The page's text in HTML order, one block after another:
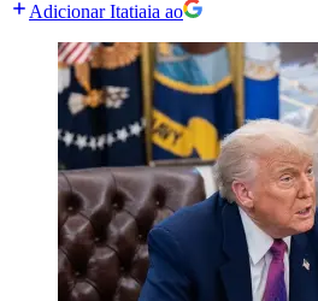
Adicionar Itatiaia ao